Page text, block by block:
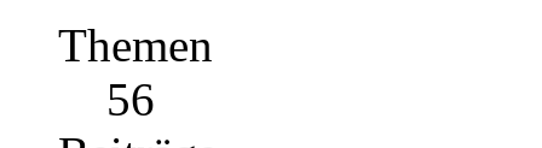
Themen
56